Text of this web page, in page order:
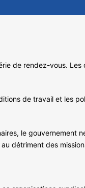
de rendez-vous.
de travail et les
le gouvernement
détriment des